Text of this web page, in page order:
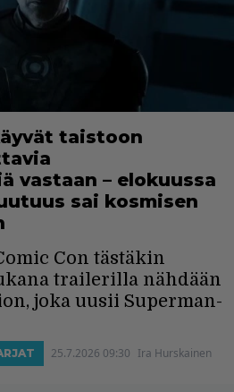
taistoon
vastaan – elokuussa
sai kosmisen
Con tästäkin
trailerilla nähdään
joka uusii Superman-
25.7.2026 09:30 Ira Hurskainen